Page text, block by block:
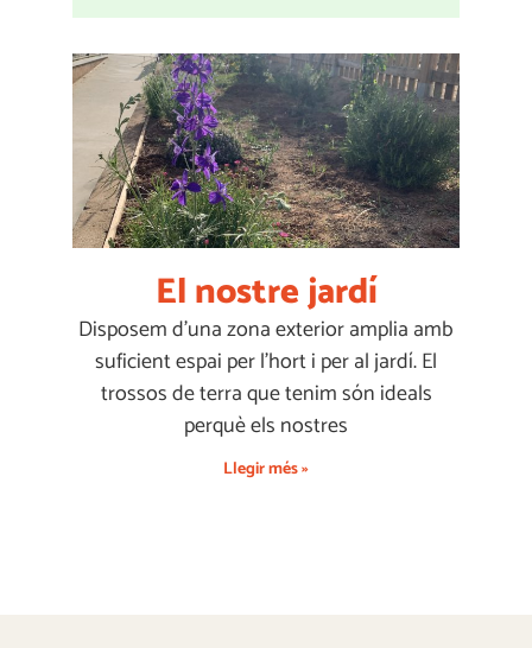
El nostre jardí
Disposem d’una zona exterior amplia amb
suficient espai per l’hort i per al jardí. El
trossos de terra que tenim són ideals
perquè els nostres
Llegir més »